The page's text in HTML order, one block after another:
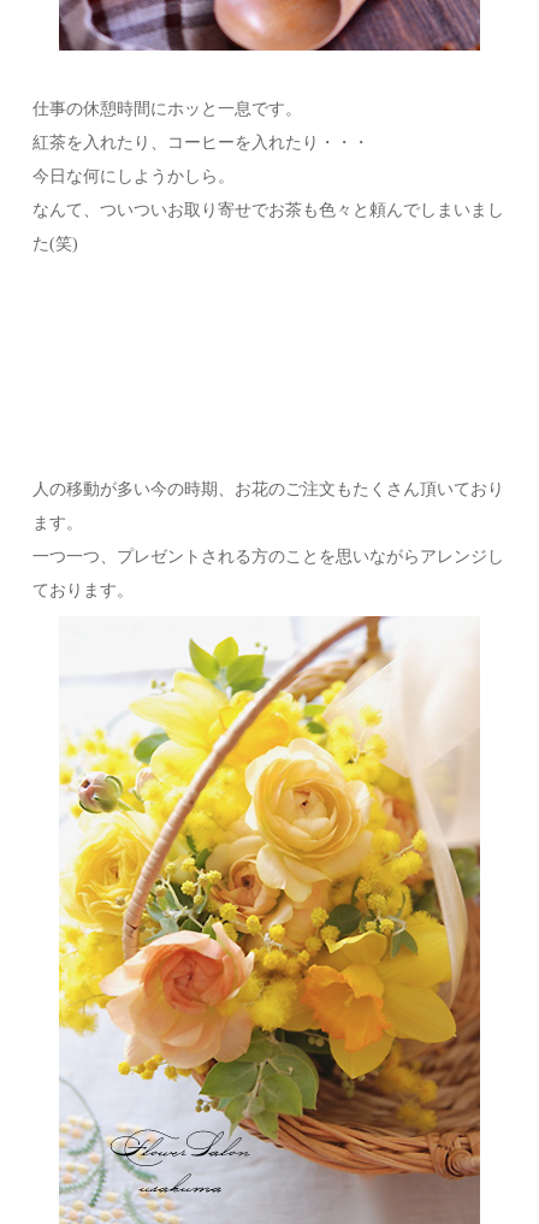
仕事の休憩時間にホッと一息です。
紅茶を入れたり、コーヒーを入れたり・・・
今日な何にしようかしら。
なんて、ついついお取り寄せでお茶も色々と頼んでしまいまし
た(笑)
人の移動が多い今の時期、お花のご注文もたくさん頂いており
ます。
一つ一つ、プレゼントされる方のことを思いながらアレンジし
ております。